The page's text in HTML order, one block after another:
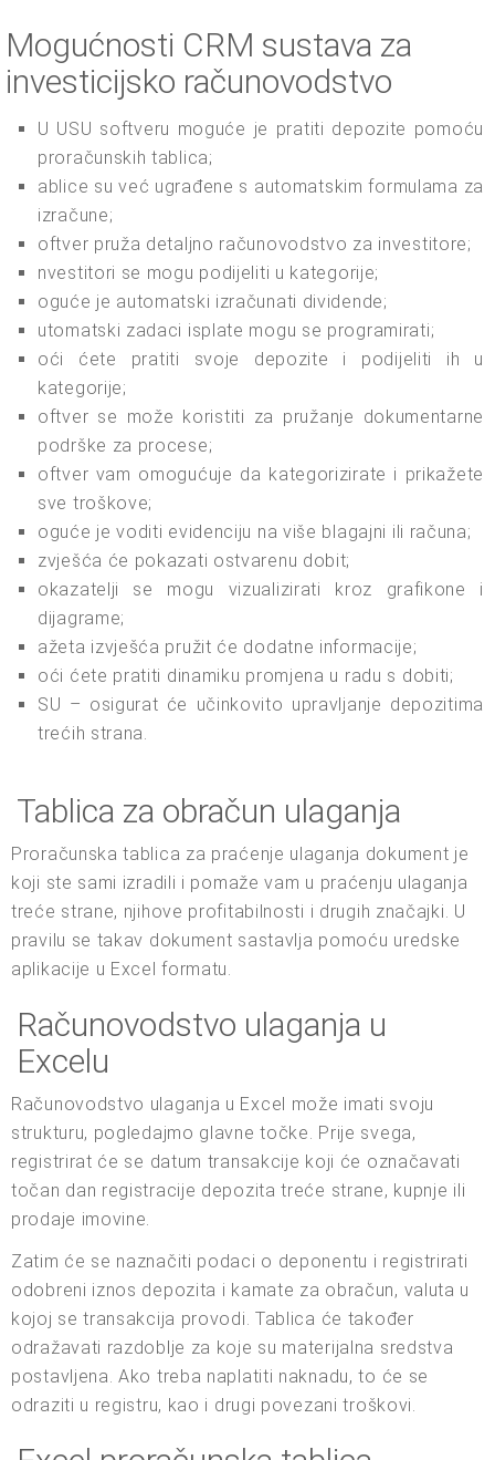
Mogućnosti CRM sustava za
investicijsko računovodstvo
U USU softveru moguće je pratiti depozite pomoću
proračunskih tablica;
ablice su već ugrađene s automatskim formulama za
izračune;
oftver pruža detaljno računovodstvo za investitore;
nvestitori se mogu podijeliti u kategorije;
oguće je automatski izračunati dividende;
utomatski zadaci isplate mogu se programirati;
oći ćete pratiti svoje depozite i podijeliti ih u
kategorije;
oftver se može koristiti za pružanje dokumentarne
podrške za procese;
oftver vam omogućuje da kategorizirate i prikažete
sve troškove;
oguće je voditi evidenciju na više blagajni ili računa;
zvješća će pokazati ostvarenu dobit;
okazatelji se mogu vizualizirati kroz grafikone i
dijagrame;
ažeta izvješća pružit će dodatne informacije;
oći ćete pratiti dinamiku promjena u radu s dobiti;
SU – osigurat će učinkovito upravljanje depozitima
trećih strana.
Tablica za obračun ulaganja
Proračunska tablica za praćenje ulaganja dokument je
koji ste sami izradili i pomaže vam u praćenju ulaganja
treće strane, njihove profitabilnosti i drugih značajki. U
pravilu se takav dokument sastavlja pomoću uredske
aplikacije u Excel formatu.
Računovodstvo ulaganja u
Excelu
Računovodstvo ulaganja u Excel može imati svoju
strukturu, pogledajmo glavne točke. Prije svega,
registrirat će se datum transakcije koji će označavati
točan dan registracije depozita treće strane, kupnje ili
prodaje imovine.
Zatim će se naznačiti podaci o deponentu i registrirati
odobreni iznos depozita i kamate za obračun, valuta u
kojoj se transakcija provodi. Tablica će također
odražavati razdoblje za koje su materijalna sredstva
postavljena. Ako treba naplatiti naknadu, to će se
odraziti u registru, kao i drugi povezani troškovi.